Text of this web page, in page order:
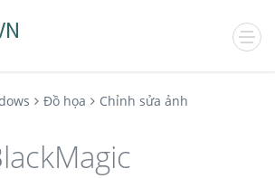
Đồ họa
Chỉnh sửa ảnh